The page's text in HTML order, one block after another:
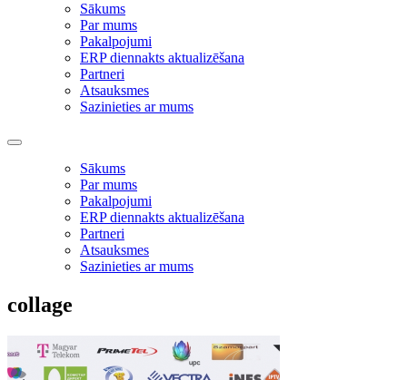
Sākums
Par mums
Pakalpojumi
ERP diennakts aktualizēšana
Partneri
Atsauksmes
Sazinieties ar mums
Sākums
Par mums
Pakalpojumi
ERP diennakts aktualizēšana
Partneri
Atsauksmes
Sazinieties ar mums
collage